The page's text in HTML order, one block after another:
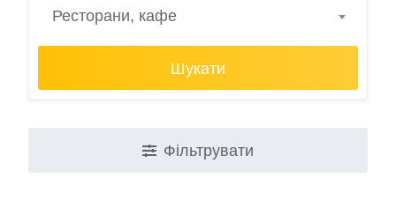
Ресторани, кафе
Шукати
Фільтрувати